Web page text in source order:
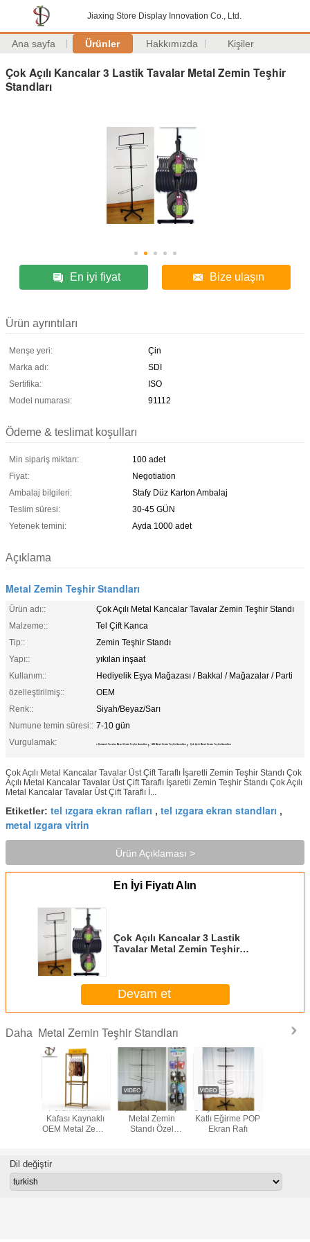
Jiaxing Store Display Innovation Co., Ltd.
Ana sayfa Ürünler Hakkımızda Kişiler
Çok Açılı Kancalar 3 Lastik Tavalar Metal Zemin Teşhir
Standları
En iyi fiyat Bize ulaşın
Ürün ayrıntıları
Menşe yeri:
Çin
Marka adı:
SDI
Sertifika:
ISO
Model numarası:
91112
Ödeme & teslimat koşulları
Min sipariş miktarı:
100 adet
Fiyat:
Negotiation
Ambalaj bilgileri:
Stafy Düz Karton Ambalaj
Teslim süresi:
30-45 GÜN
Yetenek temini:
Ayda 1000 adet
Açıklama
Metal Zemin Teşhir Standları
Ürün adı::
Çok Açılı Metal Kancalar Tavalar Zemin Teşhir Standı
Malzeme::
Tel Çift Kanca
Tip::
Zemin Teşhir Standı
Yapı::
yıkılan inşaat
Kullanım::
Hediyelik Eşya Mağazası / Bakkal / Mağazalar / Parti
özelleştirilmiş::
OEM
Renk::
Siyah/Beyaz/Sarı
Numune temin süresi:: 7-10 gün
Vurgulamak:
3 Katmanlı Tavalar Metal Zemin Teşhir Standları , SDI Metal Zemin Teşhir Standları , Çok Açılı Metal Zemin Teşhir Standları
Çok Açılı Metal Kancalar Tavalar Üst Çift Taraflı İşaretli Zemin Teşhir Standı Çok
Açılı Metal Kancalar Tavalar Üst Çift Taraflı İşaretli Zemin Teşhir Standı Çok Açılı
Metal Kancalar Tavalar Üst Çift Taraflı İ...
Etiketler: tel ızgara ekran rafları , tel ızgara ekran standları ,
metal ızgara vitrin
Ürün Açıklaması >
En İyi Fiyatı Alın
Çok Açılı Kancalar 3 Lastik
Tavalar Metal Zemin Teşhir
Devam et
Daha Metal Zemin Teşhir Standları
Peruk Manken
Kafası Kaynaklı
OEM Metal Zemin
Terlik Flip Flop
Metal Zemin
Standı Özel
5 Ayaklı Tabanlı 4
Katlı Eğirme POP
Ekran Rafı
Dil değiştir